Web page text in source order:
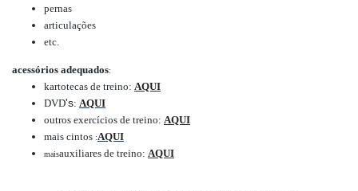
pernas
articulações
etc.
acessórios adequados:
kartotecas de treino: AQUI
DVD's: AQUI
outros exercícios de treino: AQUI
mais cintos :AQUI
maisauxiliares de treino: AQUI